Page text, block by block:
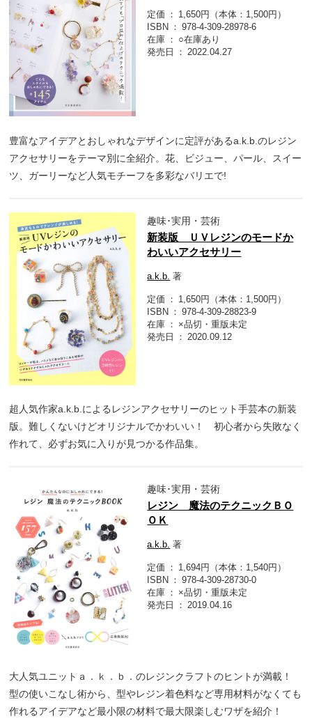
定価
1,650円（本体：1,500円）
ISBN
978-4-309-28978-6
在庫
○在庫あり
発売日
2022.04.27
豊富なアイデアとおしゃれなデザインに定評があるa.k.b.のレジン
アクセサリーをテーマ別に全紹介。花、ビジュー、パール、スイー
ツ、ガーリーなど人気モチーフを多彩なバリエで!
趣味･実用・芸術
新装版 ＵＶレジンのモードか
わいいアクセサリー
a.k.b. 著
定価
1,650円（本体：1,500円）
ISBN
978-4-309-28823-9
在庫
×品切・重版未定
発売日
2020.09.12
超人気作家a.k.b.によるレジンアクセサリーのヒット手芸本の新装
版。難しくないけどオリジナルでかわいい！ 初心者から失敗なく
作れて、必ずお気に入りが見つかる作品集。
趣味･実用・芸術
レジン 魔法のテクニックＢＯ
ＯＫ
a.k.b. 著
定価
1,694円（本体：1,540円）
ISBN
978-4-309-28730-0
在庫
×品切・重版未定
発売日
2019.04.16
大人気ユニットａ．ｋ．ｂ．のレジンクラフトのヒントが満載！
型の使いこなし術から、型やレジン着色料など専用材料がなくても
作れるアイデアなど最小限の材料で最大限楽しむワザを紹介！